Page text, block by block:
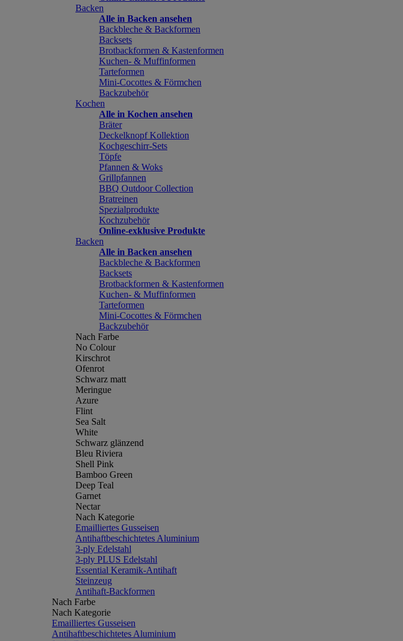
Backen
Alle in Backen ansehen
Backbleche & Backformen
Backsets
Brotbackformen & Kastenformen
Kuchen- & Muffinformen
Tarteformen
Mini-Cocottes & Förmchen
Backzubehör
Kochen
Alle in Kochen ansehen
Bräter
Deckelknopf Kollektion
Kochgeschirr-Sets
Töpfe
Pfannen & Woks
Grillpfannen
BBQ Outdoor Collection
Bratreinen
Spezialprodukte
Kochzubehör
Online-exklusive Produkte
Backen
Alle in Backen ansehen
Backbleche & Backformen
Backsets
Brotbackformen & Kastenformen
Kuchen- & Muffinformen
Tarteformen
Mini-Cocottes & Förmchen
Backzubehör
Nach Farbe
No Colour
Kirschrot
Ofenrot
Schwarz matt
Meringue
Azure
Flint
Sea Salt
White
Schwarz glänzend
Bleu Riviera
Shell Pink
Bamboo Green
Deep Teal
Garnet
Nectar
Nach Kategorie
Emailliertes Gusseisen
Antihaftbeschichtetes Aluminium
3-ply Edelstahl
3-ply PLUS Edelstahl
Essential Keramik-Antihaft
Steinzeug
Antihaft-Backformen
Nach Farbe
Nach Kategorie
Emailliertes Gusseisen
Antihaftbeschichtetes Aluminium